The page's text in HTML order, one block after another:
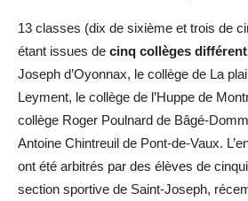
13 classes (dix de sixième et trois de
étant issues de cinq collèges
Joseph d’Oyonnax, le collège de La
Leyment, le collège de l’Huppe de
collège Roger Poulnard de Bâgé-
Antoine Chintreuil de Pont-de-Vaux.
ont été arbitrés par des élèves de
section sportive de Saint-Joseph,